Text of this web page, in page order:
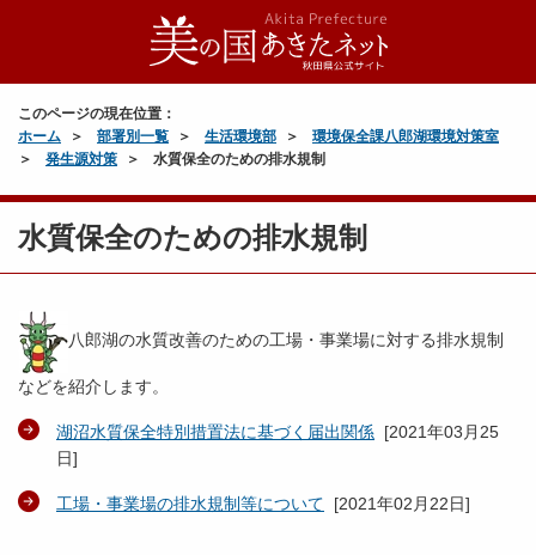
このページの現在位置：
ホーム
部署別一覧 生活環境部
環境保全課八郎湖環境対策室
発生源対策
水質保全のための排水規制
水質保全のための排水規制
八郎湖の水質改善のための工場・事業場に対する排水規制
などを紹介します。
湖沼水質保全特別措置法に基づく届出関係 [2021年03月25
日]
工場・事業場の排水規制等について [2021年02月22日]